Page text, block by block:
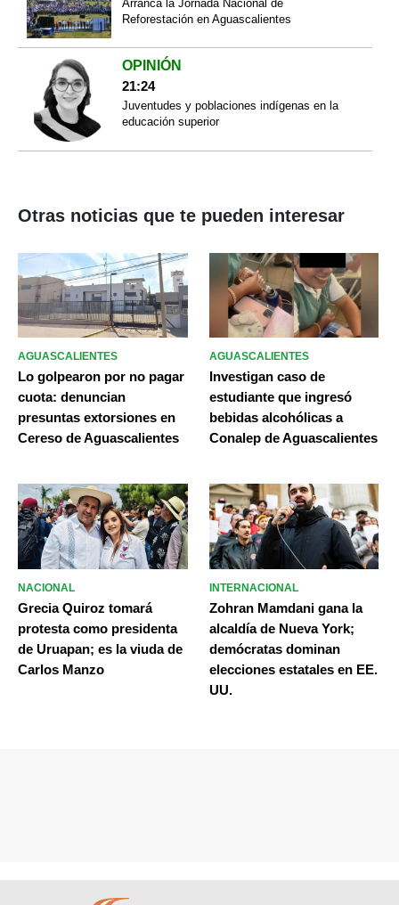
Arranca la Jornada Nacional de
Reforestación en Aguascalientes
OPINIÓN
21:24
Juventudes y poblaciones indígenas en la
educación superior
Otras noticias que te pueden interesar
AGUASCALIENTES
Lo golpearon por no pagar
cuota: denuncian
presuntas extorsiones en
Cereso de Aguascalientes
AGUASCALIENTES
Investigan caso de
estudiante que ingresó
bebidas alcohólicas a
Conalep de Aguascalientes
NACIONAL
Grecia Quiroz tomará
protesta como presidenta
de Uruapan; es la viuda de
Carlos Manzo
INTERNACIONAL
Zohran Mamdani gana la
alcaldía de Nueva York;
demócratas dominan
elecciones estatales en EE.
UU.